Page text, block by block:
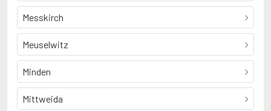
Messkirch
Meuselwitz
Minden
Mittweida